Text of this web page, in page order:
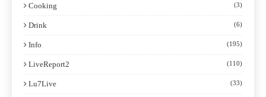
Cooking (3)
Drink (6)
Info (195)
LiveReport2 (110)
Lu7Live (33)